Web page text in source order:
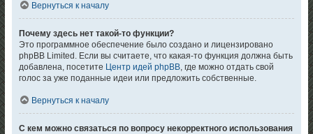
Вернуться к началу
Почему здесь нет такой-то функции?
Это программное обеспечение было создано и лицензировано
phpBB Limited. Если вы считаете, что какая-то функция должна быть
добавлена, посетите Центр идей phpBB, где можно отдать свой
голос за уже поданные идеи или предложить собственные.
Вернуться к началу
С кем можно связаться по вопросу некорректного использования